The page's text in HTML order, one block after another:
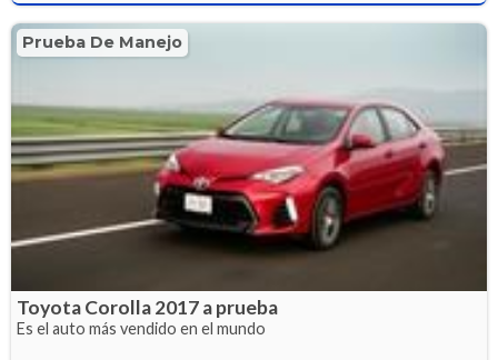
Prueba De Manejo
Toyota Corolla 2017 a prueba
Es el auto más vendido en el mundo